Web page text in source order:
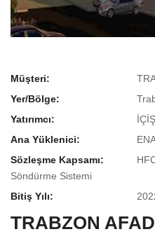
Müşteri:
Yer/Bölge:
Yatırımcı:
Ana Yüklenici:
Sözleşme Kapsamı:
Söndürme Sistemi
Bitiş Yılı:
TRABZON AFAD